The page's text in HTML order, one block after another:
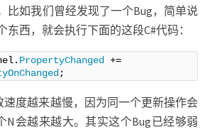
比如我们曾经发现了一个Bug，简单说
西，就会执行下面的这段C#代码：
PropertyChanged
;
速度越来越慢，因为同一个更新操作会
N会越来越大。其实这个Bug已经够弱